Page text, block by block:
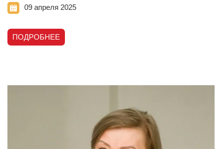
09 апреля 2025
ПОДРОБНЕЕ